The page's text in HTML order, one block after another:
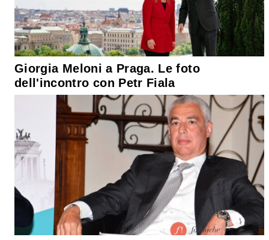
Giorgia Meloni a Praga. Le foto
dell'incontro con Petr Fiala